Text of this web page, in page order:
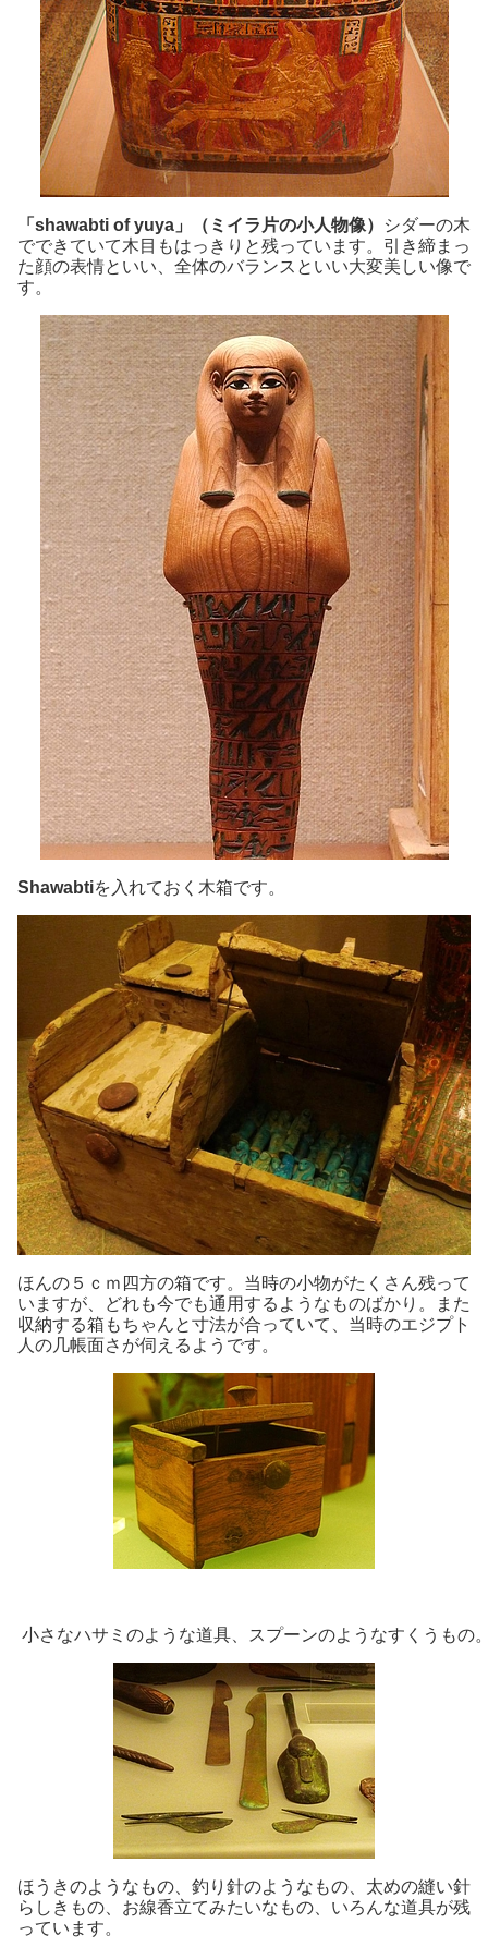
「shawabti of yuya」（ミイラ片の小人物像）
シダーの木
でできていて木目もはっきりと残っています。引き締まっ
た顔の表情といい、全体のバランスといい大変美しい像で
す。
Shawabtiを入れておく木箱です。
ほんの５ｃｍ四方の箱です。当時の小物がたくさん残って
いますが、どれも今でも通用するようなものばかり。また
収納する箱もちゃんと寸法が合っていて、当時のエジプト
人の几帳面さが伺えるようです。
小さなハサミのような道具、スプーンのようなすくうもの
ほうきのようなもの、釣り針のようなもの、太めの縫い針
らしきもの、お線香立てみたいなもの、いろんな道具が残
っています。